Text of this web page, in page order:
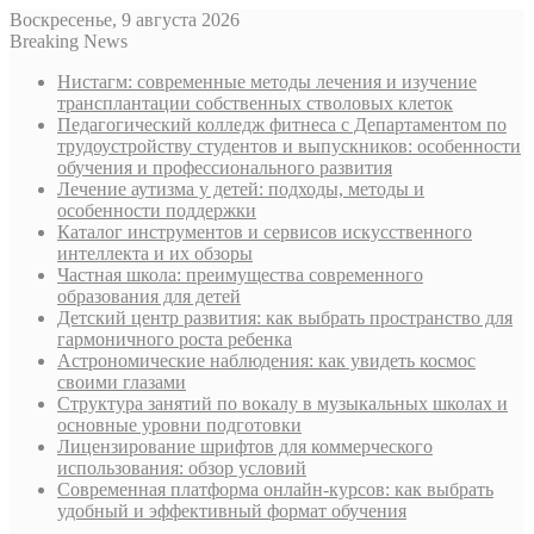
Воскресенье, 9 августа 2026
Breaking News
Нистагм: современные методы лечения и изучение
трансплантации собственных стволовых клеток
Педагогический колледж фитнеса с Департаментом по
трудоустройству студентов и выпускников: особенности
обучения и профессионального развития
Лечение аутизма у детей: подходы, методы и
особенности поддержки
Каталог инструментов и сервисов искусственного
интеллекта и их обзоры
Частная школа: преимущества современного
образования для детей
Детский центр развития: как выбрать пространство для
гармоничного роста ребенка
Астрономические наблюдения: как увидеть космос
своими глазами
Структура занятий по вокалу в музыкальных школах и
основные уровни подготовки
Лицензирование шрифтов для коммерческого
использования: обзор условий
Современная платформа онлайн-курсов: как выбрать
удобный и эффективный формат обучения